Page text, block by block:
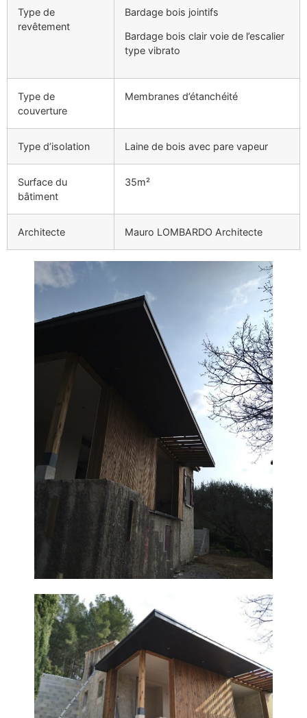
Type de
revêtement
Bardage bois jointifs
Bardage bois clair voie de l’escalier
type vibrato
Type de
couverture
Membranes d’étanchéité
Type d’isolation Laine de bois avec pare vapeur
Surface du
bâtiment
35m²
Architecte Mauro LOMBARDO Architecte